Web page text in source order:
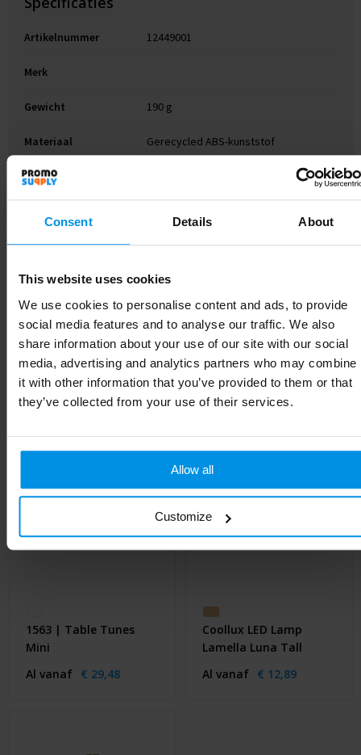
Consent Details About
This website uses cookies
We use cookies to personalise content and ads, to provide
social media features and to analyse our traffic. We also
share information about your use of our site with our social
media, advertising and analytics partners who may combine
it with other information that you’ve provided to them or that
they’ve collected from your use of their services.
Allow all
Customize
Artikelnummer 12449001
Merk
Gewicht 190 g
Materiaal Gerecycled ABS-kunststof
Diameter
Kleur Wit
Hoogte 24.2 cm
Gerelateerde producten
1563 | Table Tunes
Mini
Al vanaf € 29,48
Coollux LED Lamp
Lamella Luna Tall
Al vanaf € 12,89